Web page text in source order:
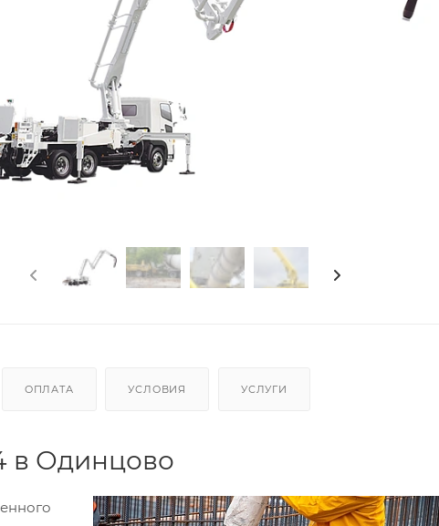
ОПЛАТА УСЛОВИЯ УСЛУГИ
в Одинцово